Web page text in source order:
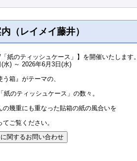
（レイメイ藤井）
「紙のティッシュケース」】を開催いたします。
水) ～ 2026年6月3日(水)
う箱』がテーマの、
紙のティッシュケース」の数々。
の幾重にも重なった貼箱の紙の風合いを
ご覧ください。